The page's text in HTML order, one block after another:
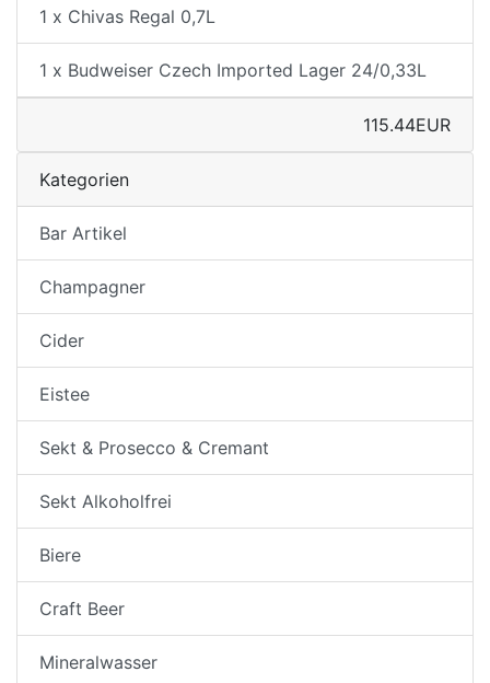
1 x Chivas Regal 0,7L
1 x Budweiser Czech Imported Lager 24/0,33L
115.44EUR
Kategorien
Bar Artikel
Champagner
Cider
Eistee
Sekt & Prosecco & Cremant
Sekt Alkoholfrei
Biere
Craft Beer
Mineralwasser